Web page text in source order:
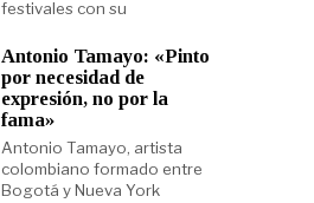
festivales con su
Antonio Tamayo: «Pinto
por necesidad de
expresión, no por la
fama»
Antonio Tamayo, artista
colombiano formado entre
Bogotá y Nueva York